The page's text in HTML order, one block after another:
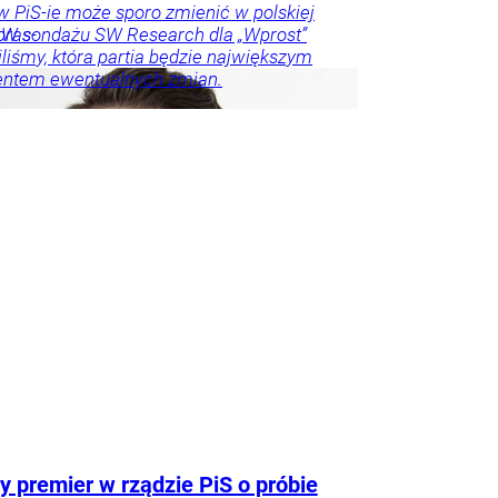
PiS-ie może sporo zmienić w polskiej
sondażu SW Research dla „Wprost”
która partia będzie największym
ewentualnych zmian.
premier w rządzie PiS o próbie